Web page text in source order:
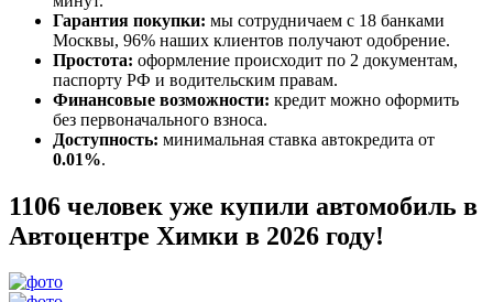
Гарантия покупки: мы сотрудничаем с 18 банками
Москвы, 96% наших клиентов получают одобрение.
Простота: оформление происходит по 2 документам,
паспорту РФ и водительским правам.
Финансовые возможности: кредит можно оформить
без первоначального взноса.
Доступность: минимальная ставка автокредита от
0.01%.
1106 человек уже купили автомобиль в
Автоцентре Химки в 2026 году!